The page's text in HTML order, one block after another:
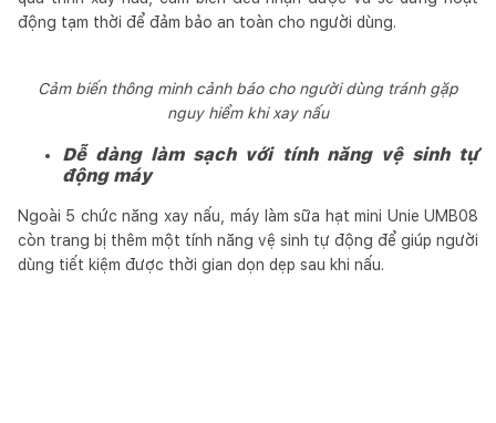
động tạm thời để đảm bảo an toàn cho người dùng.
Cảm biến thông minh cảnh báo cho người dùng tránh gặp
nguy hiểm khi xay nấu
Dễ dàng làm sạch với tính năng vệ sinh tự
động máy
Ngoài 5 chức năng xay nấu, máy làm sữa hạt mini Unie UMB08
còn trang bị thêm một tính năng vệ sinh tự động để giúp người
dùng tiết kiệm được thời gian dọn dẹp sau khi nấu.